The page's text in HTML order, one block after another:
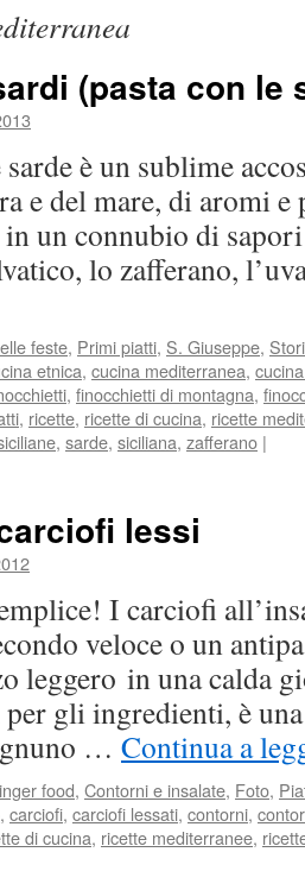
(pasta con le
è un sublime
e del mare, di aromi
un connubio di
lo zafferano,
feste, Primi piatti, S. Giuseppe,
etnica, cucina mediterranea,
, finocchietti di montagna,
, ricette, ricette di cucina, ricette
, sarde, siciliana, zafferano |
lessi
I carciofi
veloce o un
leggero in una calda
gli ingredienti, è
… Continua a
food, Contorni e insalate, Foto,
, carciofi, carciofi lessati, contorni,
di cucina, ricette mediterranee,